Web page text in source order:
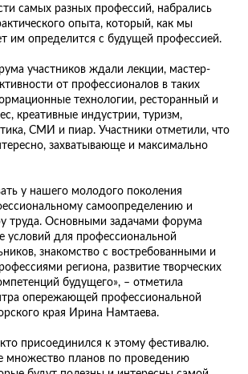
самых разных профессий, набрались
опыта, который, как мы
им определится с будущей профессией.
участников ждали лекции, мастер-
от профессионалов в таких
технологии, ресторанный и
креативные индустрии, туризм,
СМИ и пиар. Участники отметили, что
захватывающе и максимально
у нашего молодого поколения
самоопределению и
труда. Основными задачами форума
условий для профессиональной
знакомство с востребованными и
региона, развитие творческих
будущего», – отметила
опережающей профессиональной
края Ирина Намтаева.
присоединился к этому фестивалю.
множество планов по проведению